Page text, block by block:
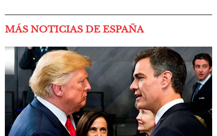
MÁS NOTICIAS DE ESPAÑA